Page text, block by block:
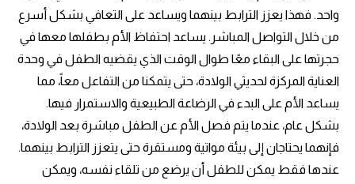
واحد. فهذا يعزز الترابط بينهما ويساعد على التعافي بشكل أسرع
من خلال التواصل المباشر. يساعد احتفاظ الأم بطفلها معها في
حجرتها على البقاء معًا طوال الوقت الذي يقضيه الطفل في وحدة
العناية المركزة لحديثي الولادة، حتى يتمكنا من التفاعل معاً، مما
يساعد الأم على البدء في الرضاعة الطبيعية والاستمرار فيها.
بشكل عام، عندما يتم فصل الأم عن الطفل مباشرة بعد الولادة،
فإنهما يحتاجان إلى بيئة مواتية ومستقرة حتى يتعزز الترابط بينهما.
عندها فقط يمكن للطفل أن يرضع من تلقاء نفسه، ويمكن